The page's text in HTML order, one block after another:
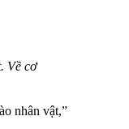
Về cơ
nhân vật,”